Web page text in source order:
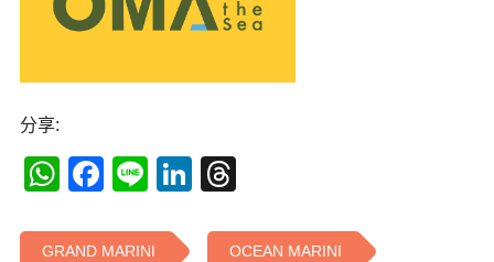
分享:
WhatsApp
Facebook
LineLinkedIn
GRAND MARINI OCEAN MARINI